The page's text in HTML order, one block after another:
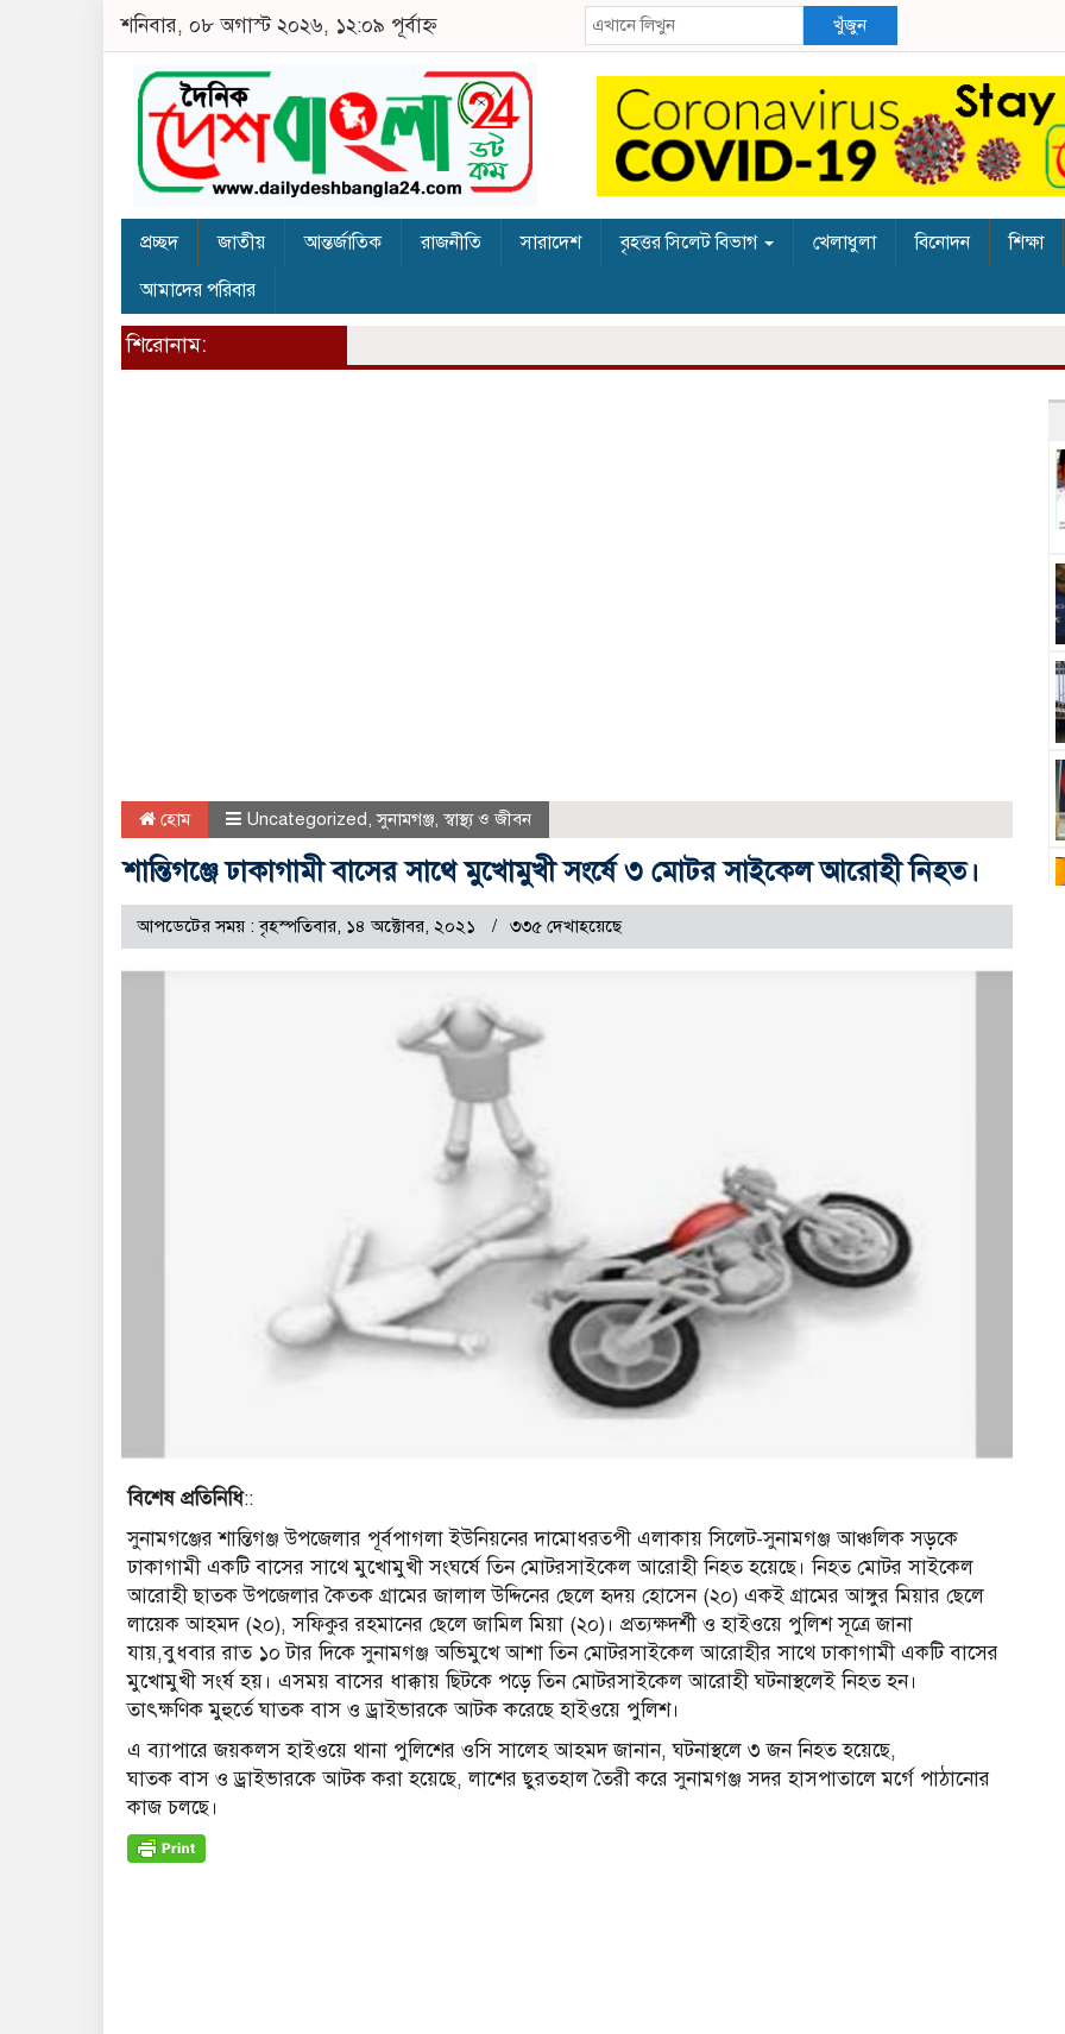
শনিবার, ০৮ অগাস্ট ২০২৬, ১২:০৯ পূর্বাহ্ন খুঁজুন
প্রচ্ছদ জাতীয় আন্তর্জাতিক রাজনীতি সারাদেশ বৃহত্তর সিলেট বিভাগ খেলাধুলা বিনোদন শিক্ষা
আমাদের পরিবার
শিরোনাম:
হোম Uncategorized,সুনামগঞ্জ,স্বাস্থ্য ও জীবন
শান্তিগঞ্জে ঢাকাগামী বাসের সাথে মুখোমুখী সংর্ষে ৩ মোটর সাইকেল আরোহী নিহত।
আপডেটের সময় : বৃহস্পতিবার, ১৪ অক্টোবর, ২০২১ ৩৩৫ দেখাহয়েছে
বিশেষ প্রতিনিধি::
সুনামগঞ্জের শান্তিগঞ্জ উপজেলার পূর্বপাগলা ইউনিয়নের দামোধরতপী এলাকায় সিলেট-সুনামগঞ্জ আঞ্চলিক সড়কে
ঢাকাগামী একটি বাসের সাথে মুখোমুখী সংঘর্ষে তিন মোটরসাইকেল আরোহী নিহত হয়েছে। নিহত মোটর সাইকেল
আরোহী ছাতক উপজেলার কৈতক গ্রামের জালাল উদ্দিনের ছেলে হৃদয় হোসেন (২০) একই গ্রামের আঙ্গুর মিয়ার ছেলে
লায়েক আহমদ (২০), সফিকুর রহমানের ছেলে জামিল মিয়া (২০)। প্রত্যক্ষদর্শী ও হাইওয়ে পুলিশ সূত্রে জানা
যায়,বুধবার রাত ১০ টার দিকে সুনামগঞ্জ অভিমুখে আশা তিন মোটরসাইকেল আরোহীর সাথে ঢাকাগামী একটি বাসের
মুখোমুখী সংর্ষ হয়। এসময় বাসের ধাক্কায় ছিটকে পড়ে তিন মোটরসাইকেল আরোহী ঘটনাস্থলেই নিহত হন।
তাৎক্ষণিক মুহুর্তে ঘাতক বাস ও ড্রাইভারকে আটক করেছে হাইওয়ে পুলিশ।
এ ব্যাপারে জয়কলস হাইওয়ে থানা পুলিশের ওসি সালেহ আহমদ জানান, ঘটনাস্থলে ৩ জন নিহত হয়েছে,
ঘাতক বাস ও ড্রাইভারকে আটক করা হয়েছে, লাশের ছুরতহাল তৈরী করে সুনামগঞ্জ সদর হাসপাতালে মর্গে পাঠানোর
কাজ চলছে।